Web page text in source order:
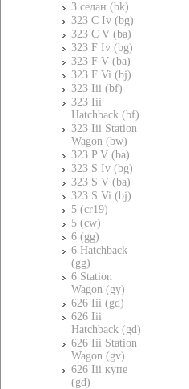
3 седан (bk)
323 C Iv (bg)
323 C V (ba)
323 F Iv (bg)
323 F V (ba)
323 F Vi (bj)
323 Iii (bf)
323 Iii
Hatchback (bf)
323 Iii Station
Wagon (bw)
323 P V (ba)
323 S Iv (bg)
323 S V (ba)
323 S Vi (bj)
5 (cr19)
5 (cw)
6 (gg)
6 Hatchback
(gg)
6 Station
Wagon (gy)
626 Iii (gd)
626 Iii
Hatchback (gd)
626 Iii Station
Wagon (gv)
626 Iii купе
(gd)